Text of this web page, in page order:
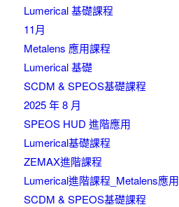
Lumerical 基礎課程
11月
Metalens 應用課程
Lumerical 基礎
SCDM & SPEOS基礎課程
2025 年 8 月
SPEOS HUD 進階應用
Lumerical基礎課程
ZEMAX進階課程
Lumerical進階課程_Metalens應用
SCDM & SPEOS基礎課程